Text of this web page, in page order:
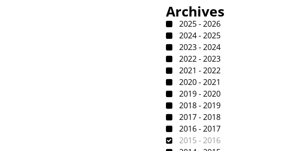
Archives
2025 - 2026
2024 - 2025
2023 - 2024
2022 - 2023
2021 - 2022
2020 - 2021
2019 - 2020
2018 - 2019
2017 - 2018
2016 - 2017
2015 - 2016